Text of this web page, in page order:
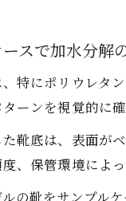
スで加水分解
特にポリウレタ
ーンを視覚的に
靴底は、表面が
、保管環境によ
の靴をサンプル